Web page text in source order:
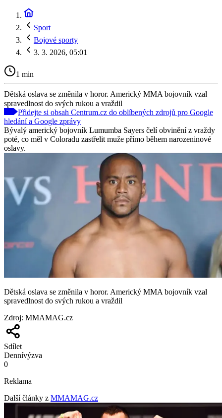
Sport
Bojové sporty
3. 3. 2026, 05:01
1 min
Dětská oslava se změnila v horor. Americký MMA bojovník vzal
spravedlnost do svých rukou a vraždil
Přidejte si obsah Centrum.cz do oblíbených zdrojů pro Google
hledání a Google zprávy
Bývalý americký bojovník Lumumba Sayers čelí obvinění z vraždy
poté, co měl v Coloradu zastřelit muže přímo během narozeninové
oslavy.
Dětská oslava se změnila v horor. Americký MMA bojovník vzal
spravedlnost do svých rukou a vraždil
Zdroj: MMAMAG.cz
Sdílet
Dennívýzva
0
Reklama
Další články z MMAMAG.cz